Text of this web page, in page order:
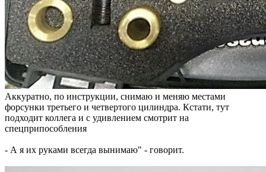
Аккуратно, по инструкции, снимаю и меняю местами
форсунки третьего и четвертого цилиндра. Кстати, тут
подходит коллега и с удивлением смотрит на
спецприпособления
- А я их руками всегда вынимаю" - говорит.